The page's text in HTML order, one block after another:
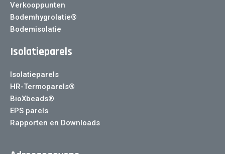
Verkooppunten
Bodemhygrolatie®
Bodemisolatie
Isolatieparels
Isolatieparels
HR-Termoparels®
BioXbeads®
EPS parels
Rapporten en Downloads